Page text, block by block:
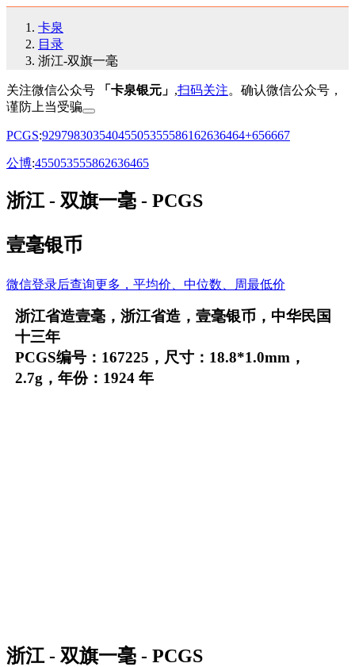
卡泉
目录
浙江-双旗一毫
关注微信公众号 「卡泉银元」 ,扫码关注。确认微信公众号，
谨防上当受骗
PCGS:92979830354045505355586162636464+656667
公博:455053555862636465
浙江 - 双旗一毫 - PCGS
壹毫银币
微信登录后查询更多，平均价、中位数、周最低价
浙江省造壹毫，浙江省造，壹毫银币，中华民国
十三年
PCGS编号：167225，尺寸：18.8*1.0mm，
2.7g，年份：1924 年
浙江 - 双旗一毫 - PCGS